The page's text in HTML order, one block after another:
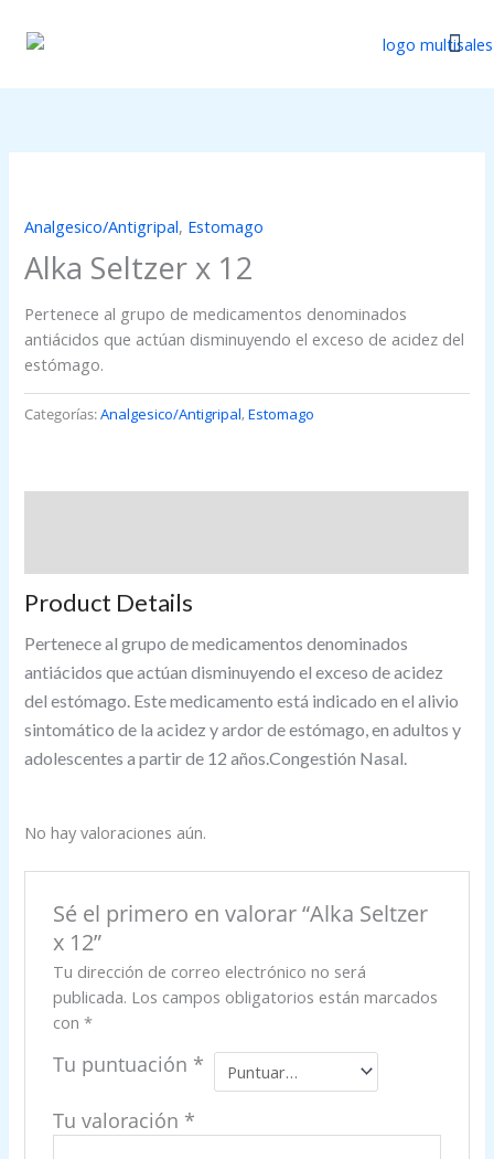
Analgesico/Antigripal, Estomago
Alka Seltzer x 12
Pertenece al grupo de medicamentos denominados
antiácidos que actúan disminuyendo el exceso de acidez del
estómago.
Categorías:Analgesico/Antigripal,Estomago
Product Details
Pertenece al grupo de medicamentos denominados
antiácidos que actúan disminuyendo el exceso de acidez
del estómago. Este medicamento está indicado en el alivio
sintomático de la acidez y ardor de estómago, en adultos y
adolescentes a partir de 12 años.Congestión Nasal.
No hay valoraciones aún.
Sé el primero en valorar “Alka Seltzer
x 12”
Tu dirección de correo electrónico no será
publicada. Los campos obligatorios están marcados
con *
Tu puntuación *
Tu valoración *